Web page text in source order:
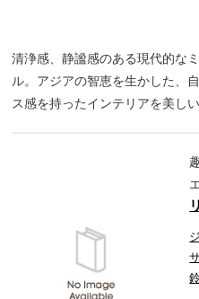
清浄感、静謐感のある現代的な
ル。アジアの智恵を生かした、
ス感を持ったインテリアを美し